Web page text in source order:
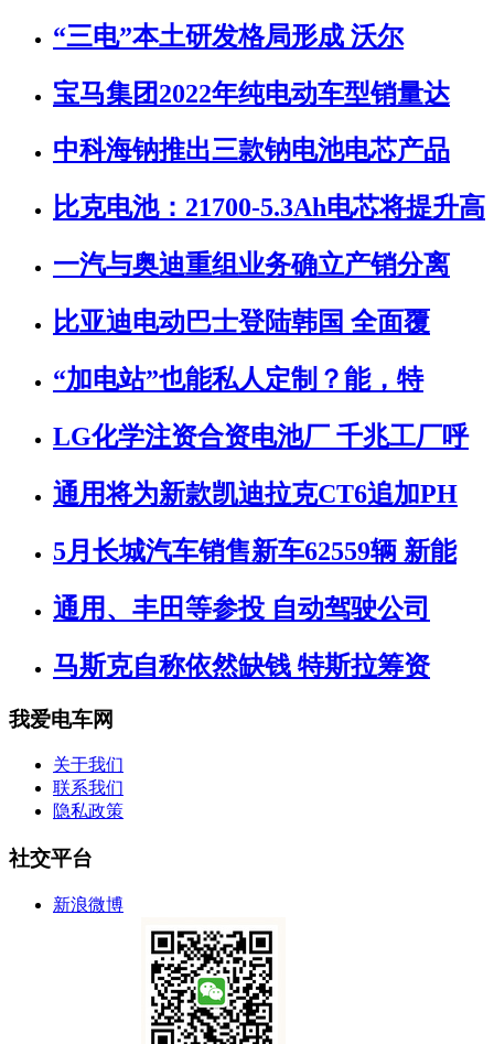
“三电”本土研发格局形成 沃尔
宝马集团2022年纯电动车型销量达
中科海钠推出三款钠电池电芯产品
比克电池：21700-5.3Ah电芯将提升高
一汽与奥迪重组业务确立产销分离
比亚迪电动巴士登陆韩国 全面覆
“加电站”也能私人定制？能，特
LG化学注资合资电池厂 千兆工厂呼
通用将为新款凯迪拉克CT6追加PH
5月长城汽车销售新车62559辆 新能
通用、丰田等参投 自动驾驶公司
马斯克自称依然缺钱 特斯拉筹资
我爱电车网
关于我们
联系我们
隐私政策
社交平台
新浪微博